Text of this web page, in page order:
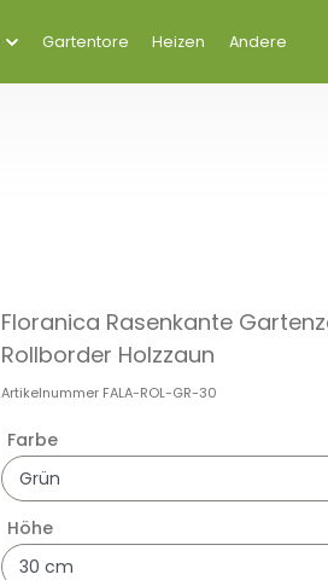
Gartentore Heizen Andere
Floranica Rasenkante
Rollborder Holzzaun
Artikelnummer FALA-ROL-GR-30
Farbe
Höhe